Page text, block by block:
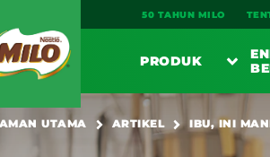
50 TAHUN MILO
PRODUK
UTAMA ARTIKEL IBU, INI